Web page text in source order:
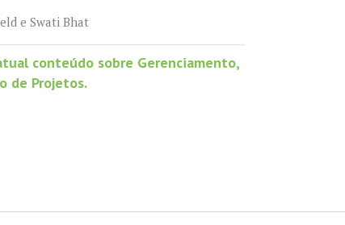
e Swati Bhat
conteúdo sobre Gerenciamento,
de Projetos.